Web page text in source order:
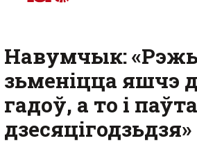
Навумчык:
зьменіцца яшчэ
гадоў, а то і
дзесяцігодзьдзя»